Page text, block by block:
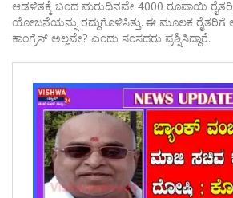
ಆಡಳಿತಕ್ಕೆ ಬಂದ ಮರುದಿನವೇ 4000 ರೂಪಾಯಿ ರೈತರಿಗೆ
ಯೋಜನೆಯನ್ನು ರದ್ದುಗೊಳಿಸಿತ್ತು. ಈ ಮೂಲಕ ರೈತರಿಗೆ
ಕಾಂಗ್ರೆಸ್ ಅಲ್ಲವೇ? ಎಂದು ಸಂಸದರು ಪ್ರಶ್ನಿಸಿದ್ದಾರೆ.